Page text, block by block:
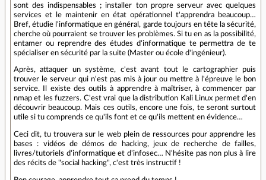
sont des indispensables ; installer ton propre serveur avec quelques
services et le maintenir en état opérationnel t'apprendra beaucoup…
Bref, étudie l'informatique en général, garde toujours en tête la sécurité,
cherche où pourraient se trouver les problèmes. Si tu en as la possibilité,
entamer ou reprendre des études d'informatique te permettra de te
spécialiser en sécurité par la suite (Master ou école d'ingénieur).
Après, attaquer un système, c'est avant tout le cartographier puis
trouver le serveur qui n'est pas mis à jour ou mettre à l'épreuve le bon
service. Il existe des outils à apprendre à maîtriser, à commencer par
nmap et les fuzzers. C'est vrai que la distribution Kali Linux permet d'en
découvrir beaucoup. Mais ces outils, encore une fois, te seront surtout
utile si tu comprends ce qu'ils font et ce qu'ils mettent en évidence…
Ceci dit, tu trouvera sur le web plein de ressources pour apprendre les
bases : vidéos de démos de hacking, jeux de recherche de failles,
livres/tutoriels d'informatique et d'infosec… N'hésite pas non plus à lire
des récits de "social hacking", c'est très instructif !